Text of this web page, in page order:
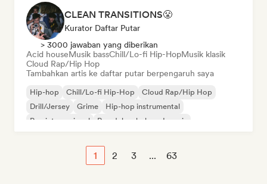
CLEAN TRANSITIONS😤
Kurator Daftar Putar
> 3000 jawaban yang diberikan
Acid houseMusik bassChill/Lo-fi Hip-HopMusik klasik
Cloud Rap/Hip Hop
Tambahkan artis ke daftar putar berpengaruh saya
Hip-hop Chill/Lo-fi Hip-Hop
Cloud Rap/Hip Hop
Drill/Jersey
Grime
Hip-hop instrumental
Rap internasional
Rap dalam bahasa Inggris
1 2 3 ... 63